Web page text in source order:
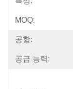
MOQ:
공항:
공급 능력: